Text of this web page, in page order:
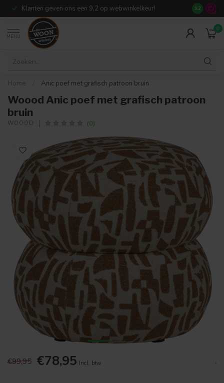
Klanten geven ons een 9,2 op webwinkelkeur! Meer dan
9.2
MENU
0
Home Anic poef met grafisch patroon bruin
Woood Anic poef met grafisch patroon
bruin
WOOOD (0)
€99,95 €78,95 Incl. btw .